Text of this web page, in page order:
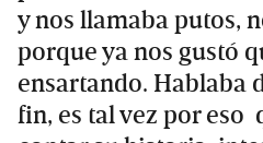
y nos llamaba putos,
porque ya nos gustó
ensartando. Hablaba
fin, es tal vez por eso